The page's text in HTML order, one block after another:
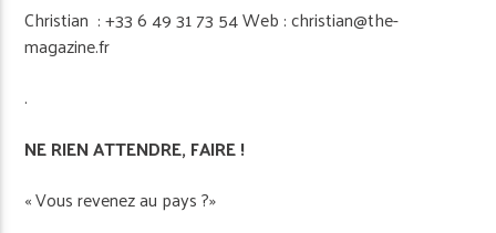
Christian : +33 6 49 31 73 54 Web : christian@the-
magazine.fr
.
NE RIEN ATTENDRE, FAIRE !
« Vous revenez au pays ?»